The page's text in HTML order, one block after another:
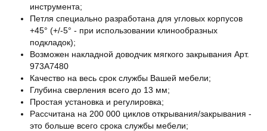
инструмента;
Петля специально разработана для угловых корпусов
+45° (+/-5° - при использовании клинообразных
подкладок);
Возможен накладной доводчик мягкого закрывания Арт.
973А7480
Качество на весь срок службы Вашей мебели;
Глубинa свeрлeния всего дo 13 мм;
Простая установка и регулировка;
Рассчитана на 200 000 циклов открывания/закрывания -
это больше всего срока службы мебели;